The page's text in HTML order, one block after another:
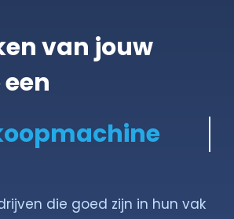
van jouw
die goed zijn in hun vak